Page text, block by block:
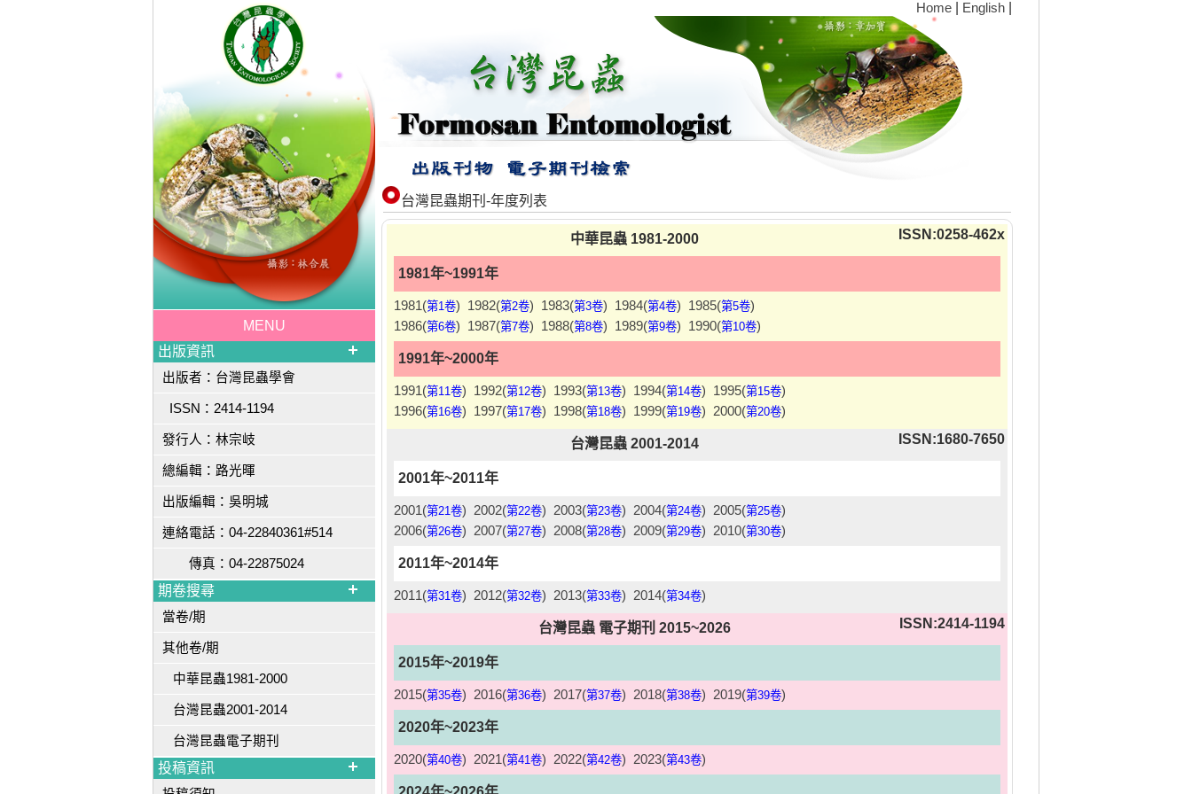
MENU
出版資訊
出版者：台灣昆蟲學會
ISSN：2414-1194
發行人：林宗岐
總編輯：路光暉
出版編輯：吳明城
連絡電話：04-22840361#514
傳真：04-22875024
期卷搜尋
當卷/期
其他卷/期
中華昆蟲1981-2000
台灣昆蟲2001-2014
台灣昆蟲電子期刊
投稿資訊
Home English
台灣昆蟲期刊-年度列表
中華昆蟲 1981-2000 ISSN:0258-462x
1981年~1991年
1981(第1卷) 1982(第2卷) 1983(第3卷) 1984(第4卷) 1985(第5卷)
1986(第6卷) 1987(第7卷) 1988(第8卷) 1989(第9卷) 1990(第10卷)
1991年~2000年
1991(第11卷) 1992(第12卷) 1993(第13卷) 1994(第14卷) 1995(第15卷)
1996(第16卷) 1997(第17卷) 1998(第18卷) 1999(第19卷) 2000(第20卷)
台灣昆蟲 2001-2014 ISSN:1680-7650
2001年~2011年
2001(第21卷) 2002(第22卷) 2003(第23卷) 2004(第24卷) 2005(第25卷)
2006(第26卷) 2007(第27卷) 2008(第28卷) 2009(第29卷) 2010(第30卷)
2011年~2014年
2011(第31卷) 2012(第32卷) 2013(第33卷) 2014(第34卷)
台灣昆蟲 電子期刊 2015~2026 ISSN:2414-1194
2015年~2019年
2015(第35卷) 2016(第36卷) 2017(第37卷) 2018(第38卷) 2019(第39卷)
2020年~2023年
2020(第40卷) 2021(第41卷) 2022(第42卷) 2023(第43卷)